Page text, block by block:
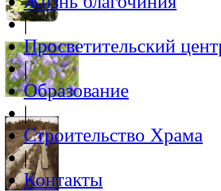
|
Просветительский
|
Образование
|
Строительство Храма
|
Контакты